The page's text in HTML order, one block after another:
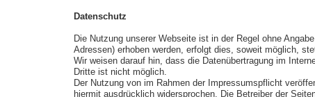
Datenschutz
Die Nutzung unserer Webseite ist in der Regel ohne
Adressen) erhoben werden, erfolgt dies, soweit möglich,
Wir weisen darauf hin, dass die Datenübertragung im
Dritte ist nicht möglich.
Der Nutzung von im Rahmen der Impressumspflicht
hiermit ausdrücklich widersprochen. Die Betreiber der